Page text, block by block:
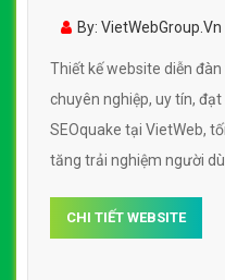
công nghệ đẹp SEO
By: VietWebGroup.Vn
Thiết kế website diễn
chuyên nghiệp, uy tín,
SEOquake tại VietWeb,
tăng trải nghiệm người
CHI TIẾT WEBSITE